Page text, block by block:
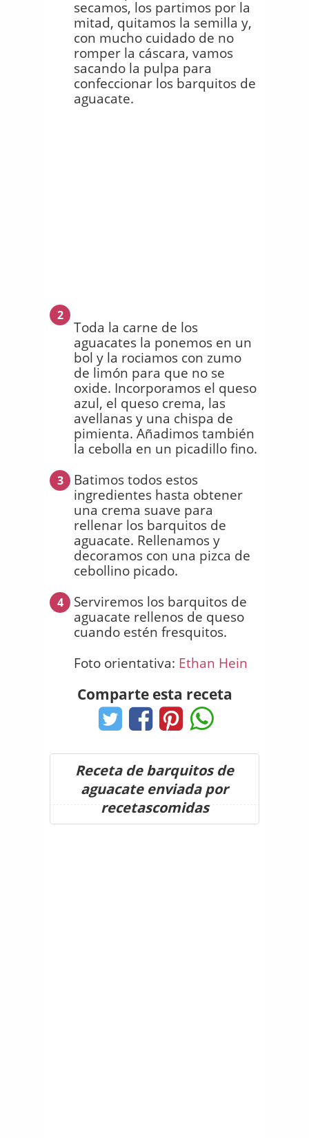
secamos, los partimos por la
mitad, quitamos la semilla y,
con mucho cuidado de no
romper la cáscara, vamos
sacando la pulpa para
confeccionar los barquitos de
aguacate.
2
Toda la carne de los
aguacates la ponemos en un
bol y la rociamos con zumo
de limón para que no se
oxide. Incorporamos el queso
azul, el queso crema, las
avellanas y una chispa de
pimienta. Añadimos también
la cebolla en un picadillo fino.
3
Batimos todos estos
ingredientes hasta obtener
una crema suave para
rellenar los barquitos de
aguacate. Rellenamos y
decoramos con una pizca de
cebollino picado.
4
Serviremos los barquitos de
aguacate rellenos de queso
cuando estén fresquitos.
Foto orientativa: Ethan Hein
Comparte esta receta
Receta de barquitos de
aguacate enviada por
recetascomidas